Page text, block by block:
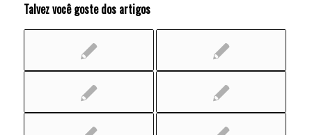
Talvez você goste dos artigos